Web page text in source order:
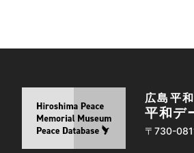
広島平
平和デ
〒730-